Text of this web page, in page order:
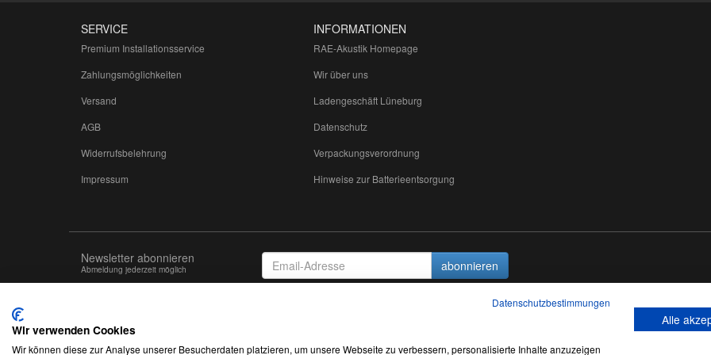
SERVICE
Premium Installationsservice
Zahlungsmöglichkeiten
Versand
AGB
Widerrufsbelehrung
Impressum
INFORMATIONEN
RAE-Akustik Homepage
Wir über uns
Ladengeschäft Lüneburg
Datenschutz
Verpackungsverordnung
Hinweise zur Batterieentsorgung
Newsletter abonnieren
Abmeldung jederzeit möglich
Email-
Adresse
abonnieren
Datenschutzbestimmungen
Wir verwenden Cookies
Wir können diese zur Analyse unserer Besucherdaten platzieren, um unsere Webseite zu verbessern, personalisierte Inhalte anzuzeigen
Alle